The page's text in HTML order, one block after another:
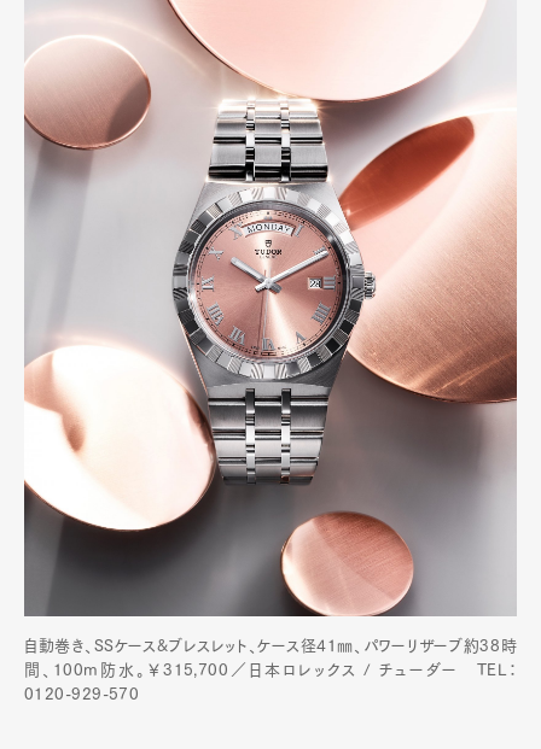
自動巻き、SSケース&ブレスレット、ケース径41㎜、パワーリザーブ約38時
間、100m防水。￥315,700／日本ロレックス / チューダー TEL：
0120-929-570